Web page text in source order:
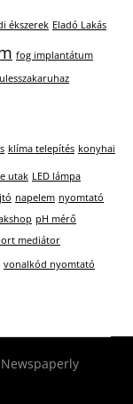
ékszerek Eladó Lakás
fog implantátum
klíma telepítés konyhai
utak LED lámpa
napelem nyomtató
pH mérő
mediátor
vonalkód nyomtató
Newspaperly